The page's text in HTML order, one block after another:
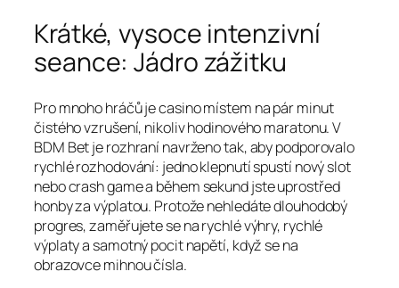
Krátké, vysoce intenzivní
seance: Jádro zážitku
Pro mnoho hráčů je casino místem na pár minut
čistého vzrušení, nikoliv hodinového maratonu. V
BDM Bet je rozhraní navrženo tak, aby podporovalo
rychlé rozhodování: jedno klepnutí spustí nový slot
nebo crash game a během sekund jste uprostřed
honby za výplatou. Protože nehledáte dlouhodobý
progres, zaměřujete se na rychlé výhry, rychlé
výplaty a samotný pocit napětí, když se na
obrazovce mihnou čísla.